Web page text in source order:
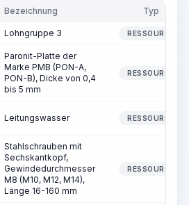
Bezeichnung Typ
Lohngruppe 3 RESSOURCE
Paronit-Platte der
Marke PMB (PON-A,
PON-B), Dicke von 0,4
bis 5 mm
RESSOURCE
Leitungswasser RESSOURCE
Stahlschrauben mit
Sechskantkopf,
Gewindedurchmesser
M8 (M10, M12, M14),
Länge 16-160 mm
RESSOURCE